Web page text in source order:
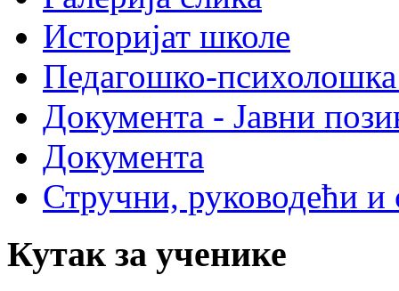
Историјат школе
Педагошко-психолошка
Документа - Јавни
Документа
Стручни, руководећи и
Кутак за ученике